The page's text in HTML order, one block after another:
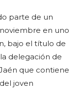
parte de un
en uno
bajo el título de
delegación de
que contiene
joven